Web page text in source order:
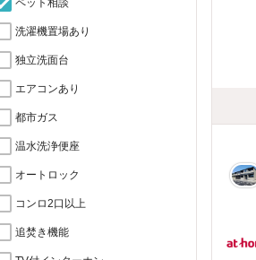
洗濯機置場あり
独立洗面台
エアコンあり
都市ガス
温水洗浄便座
オートロック
コンロ2口以上
追焚き機能